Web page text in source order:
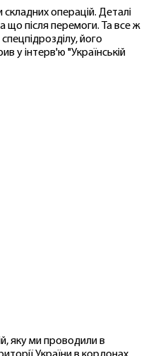
операцій. Деталі
що після перемоги. Та все ж
його
у інтерв'ю "Українській
яку ми проводили в